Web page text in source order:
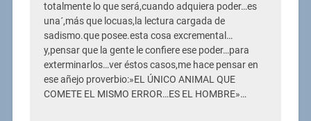
totalmente lo que será,cuando adquiera poder…es
una´,más que locuas,la lectura cargada de
sadismo.que posee.esta cosa excremental…
y,pensar que la gente le confiere ese poder…para
exterminarlos…ver éstos casos,me hace pensar en
ese añejo proverbio:»EL ÚNICO ANIMAL QUE
COMETE EL MISMO ERROR…ES EL HOMBRE»…